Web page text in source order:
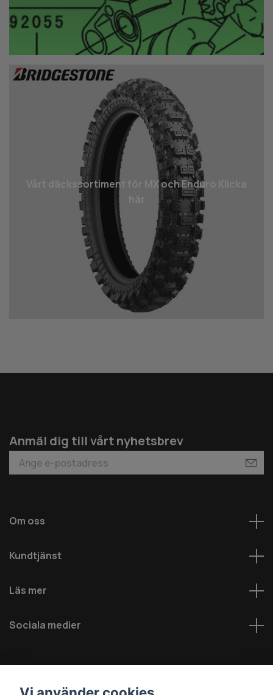
Vårt däcks­sortiment för MX och Enduro Klicka
Anmäl dig till vårt nyhetsbrev
Om oss
Kundtjänst
Läs mer
Sociala medier